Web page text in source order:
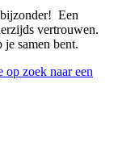
bijzonder! Een
vertrouwen.
samen bent.
zoek naar een